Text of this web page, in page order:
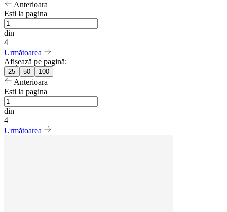
Anterioara
Ești la pagina
din
4
Următoarea
Afișează pe pagină:
25 50 100
Anterioara
Ești la pagina
din
4
Următoarea